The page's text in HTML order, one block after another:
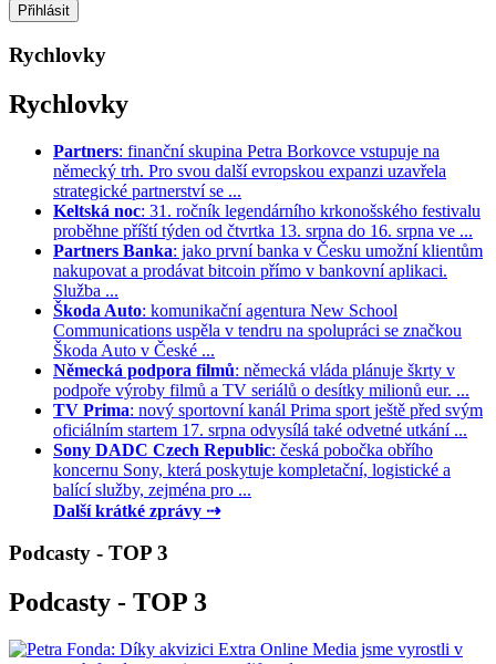
Rychlovky
Rychlovky
Partners: finanční skupina Petra Borkovce vstupuje na
německý trh. Pro svou další evropskou expanzi uzavřela
strategické partnerství se ...
Keltská noc: 31. ročník legendárního krkonošského festivalu
proběhne příští týden od čtvrtka 13. srpna do 16. srpna ve ...
Partners Banka: jako první banka v Česku umožní klientům
nakupovat a prodávat bitcoin přímo v bankovní aplikaci.
Služba ...
Škoda Auto: komunikační agentura New School
Communications uspěla v tendru na spolupráci se značkou
Škoda Auto v České ...
Německá podpora filmů: německá vláda plánuje škrty v
podpoře výroby filmů a TV seriálů o desítky milionů eur. ...
TV Prima: nový sportovní kanál Prima sport ještě před svým
oficiálním startem 17. srpna odvysílá také odvetné utkání ...
Sony DADC Czech Republic: česká pobočka obřího
koncernu Sony, která poskytuje kompletační, logistické a
balící služby, zejména pro ...
Další krátké zprávy ⇢
Podcasty - TOP 3
Podcasty - TOP 3